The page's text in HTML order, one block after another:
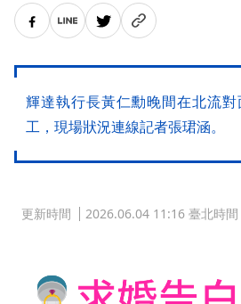
輝達執行長黃仁勳晚間在北流
工，現場狀況連線記者張珺涵。
更新時間 2026.06.04 11:16 臺北時間